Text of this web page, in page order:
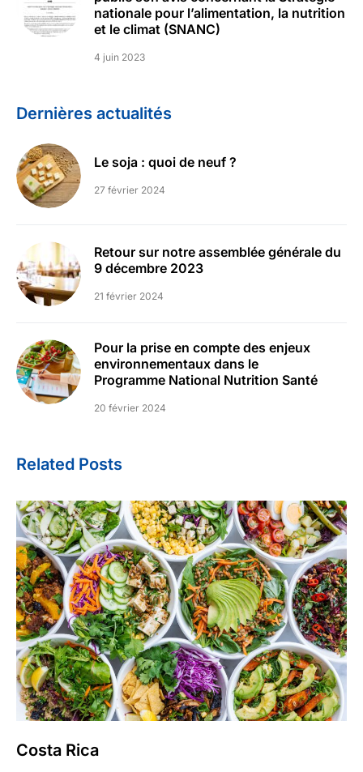
nationale pour l’alimentation, la nutrition
et le climat (SNANC)
4 juin 2023
Dernières actualités
Le soja : quoi de neuf ?
27 février 2024
Retour sur notre assemblée générale du
9 décembre 2023
21 février 2024
Pour la prise en compte des enjeux
environnementaux dans le
Programme National Nutrition Santé
20 février 2024
Related Posts
Costa Rica